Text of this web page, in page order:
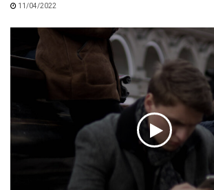
11/04/2022